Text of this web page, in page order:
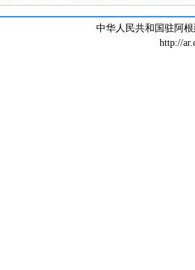
中华人民共和国驻阿
http://